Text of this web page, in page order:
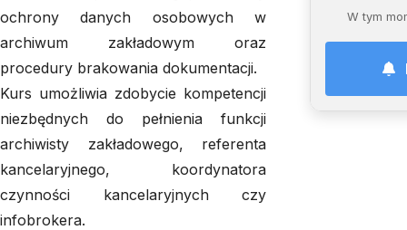
W tym
ochrony danych osobowych w
archiwum zakładowym oraz
procedury brakowania dokumentacji.
Kurs umożliwia zdobycie kompetencji
niezbędnych do pełnienia funkcji
archiwisty zakładowego, referenta
kancelaryjnego, koordynatora
czynności kancelaryjnych czy
infobrokera.